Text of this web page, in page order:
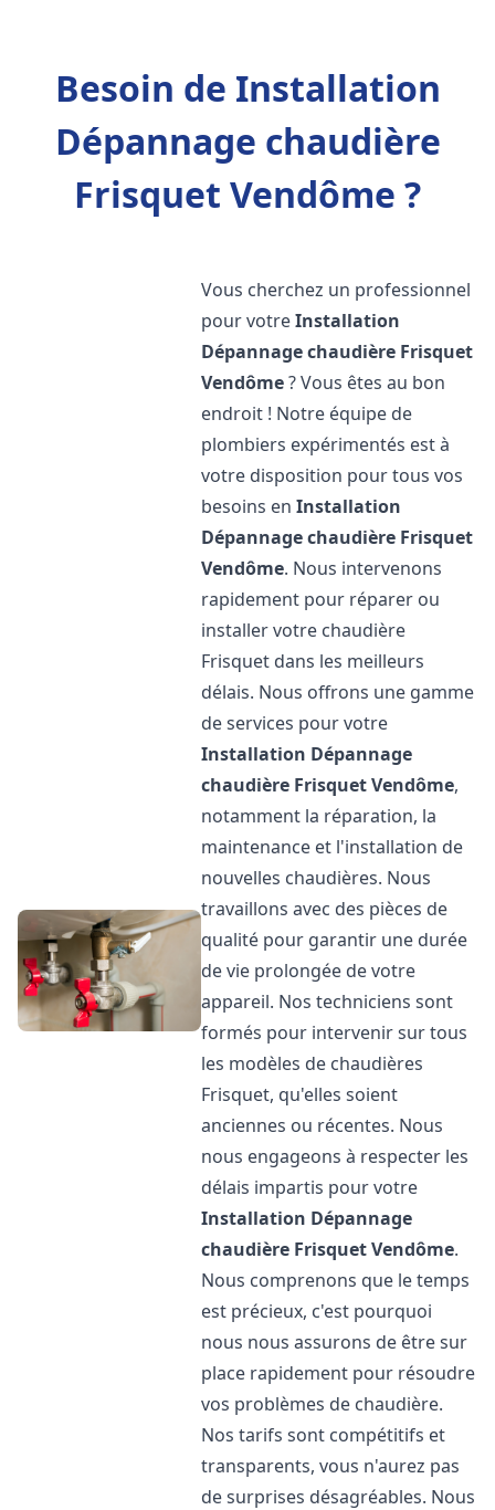
Besoin de Installation
Dépannage chaudière
Frisquet Vendôme ?
Vous cherchez un professionnel
pour votreInstallation
Dépannage chaudière Frisquet
Vendôme? Vous êtes au bon
endroit ! Notre équipe de
plombiers expérimentés est à
votre disposition pour tous vos
besoins enInstallation
Dépannage chaudière Frisquet
Vendôme. Nous intervenons
rapidement pour réparer ou
installer votre chaudière
Frisquet dans les meilleurs
délais. Nous offrons une gamme
de services pour votre
Installation Dépannage
chaudière FrisquetVendôme,
notamment la réparation, la
maintenance et l'installation de
nouvelles chaudières. Nous
travaillons avec des pièces de
qualité pour garantir une durée
de vie prolongée de votre
appareil. Nos techniciens sont
formés pour intervenir sur tous
les modèles de chaudières
Frisquet, qu'elles soient
anciennes ou récentes. Nous
nous engageons à respecter les
délais impartis pour votre
Installation Dépannage
chaudière FrisquetVendôme.
Nous comprenons que le temps
est précieux, c'est pourquoi
nous nous assurons de être sur
place rapidement pour résoudre
vos problèmes de chaudière.
Nos tarifs sont compétitifs et
transparents, vous n'aurez pas
de surprises désagréables. Nous